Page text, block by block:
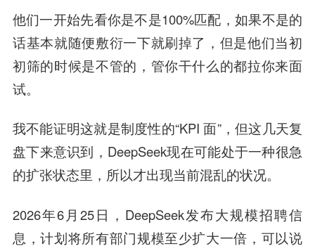
他们一开始先看你是不是100%匹配，如果不是的
话基本就随便敷衍一下就刷掉了，但是他们当初
初筛的时候是不管的，管你干什么的都拉你来面
试。
我不能证明这就是制度性的“KPI 面”，但这几天复
盘下来意识到，DeepSeek现在可能处于一种很急
的扩张状态里，所以才出现当前混乱的状况。
2026年6月25日，DeepSeek发布大规模招聘信
息，计划将所有部门规模至少扩大一倍，可以说